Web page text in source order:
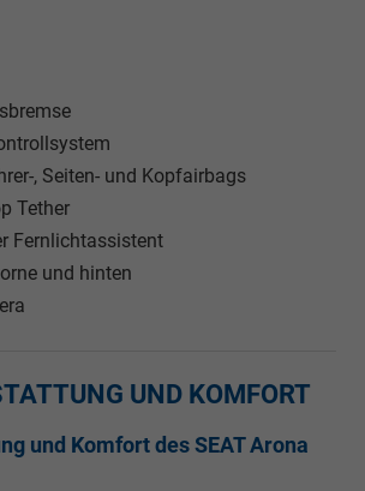
, Seiten- und Kopfairbags
Tether
Fernlichtassistent
und hinten
UND KOMFORT
und Komfort des SEAT Arona